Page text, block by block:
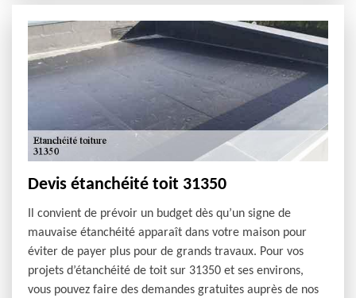
Devis étanchéité toit 31350
Il convient de prévoir un budget dès qu’un signe de
mauvaise étanchéité apparaît dans votre maison pour
éviter de payer plus pour de grands travaux. Pour vos
projets d’étanchéité de toit sur 31350 et ses environs,
vous pouvez faire des demandes gratuites auprès de nos